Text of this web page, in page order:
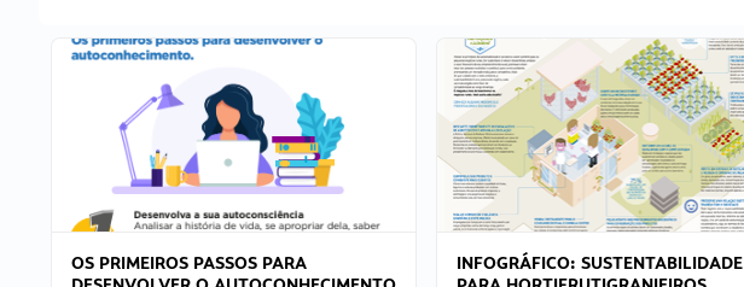
OS PRIMEIROS PASSOS PARA
INFOGRÁFICO: SUSTENTABILIDADE